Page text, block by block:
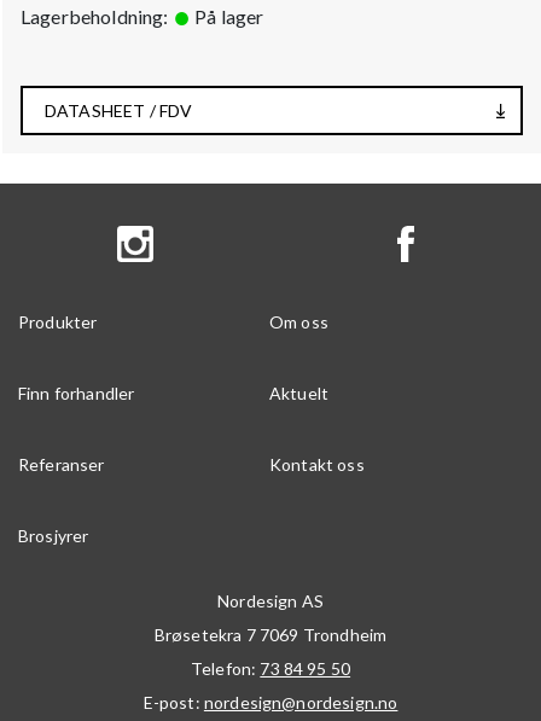
Lagerbeholdning: På lager
DATASHEET / FDV
Produkter Om oss
Finn forhandler Aktuelt
Referanser Kontakt oss
Brosjyrer
Nordesign AS
Brøsetekra 7 7069 Trondheim
Telefon: 73 84 95 50
E-post: nordesign@nordesign.no